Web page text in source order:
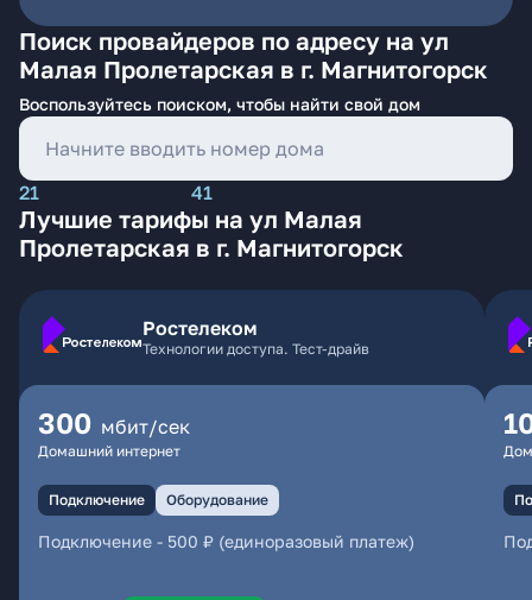
Поиск провайдеров по адресу на ул
Малая Пролетарская в г. Магнитогорск
Воспользуйтесь поиском, чтобы найти свой дом
21 41
Лучшие тарифы на ул Малая
Пролетарская в г. Магнитогорск
Ростелеком
Технологии доступа. Тест-драйв
300 мбит/сек
Домашний интернет
Подключение Оборудование
Подключение - 500 ₽ (единоразовый платеж)